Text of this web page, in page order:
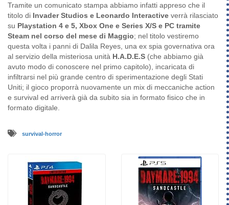
Tramite un comunicato stampa abbiamo infatti appreso che il
titolo di Invader Studios e Leonardo Interactive verrà rilasciato
su Playstation 4 e 5, Xbox One e Series X/S e PC tramite
Steam nel corso del mese di Maggio; nel titolo vestiremo
questa volta i panni di Dalila Reyes, una ex spia governativa ora
al servizio della misteriosa unità H.A.D.E.S (che abbiamo già
avuto modo di conoscere nel primo capitolo), incaricata di
infiltrarsi nel più grande centro di sperimentazione degli Stati
Uniti; il gioco proporrà nuovamente un mix di meccaniche action
e survival ed arriverà già da subito sia in formato fisico che in
formato digitale.
survival-horror